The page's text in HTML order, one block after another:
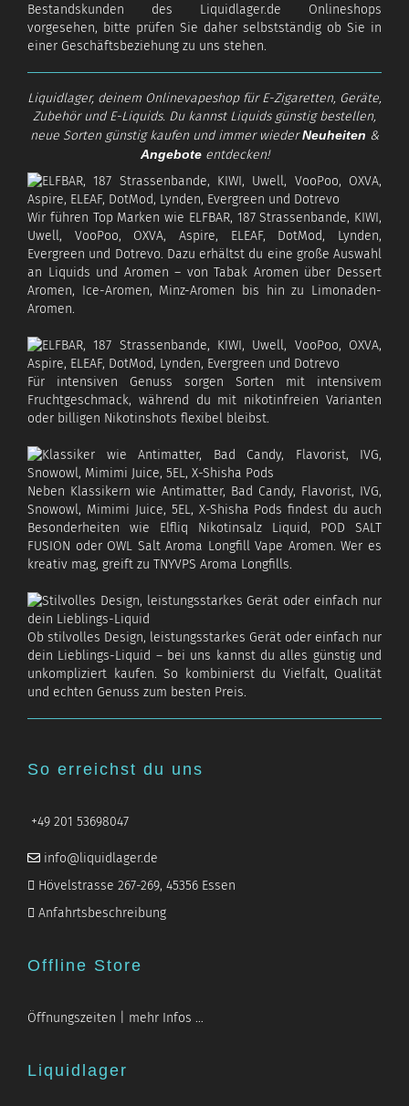
Bestandskunden des Liquidlager.de Onlineshops
vorgesehen, bitte prüfen Sie daher selbstständig ob Sie in
einer Geschäftsbeziehung zu uns stehen.
Liquidlager, deinem Onlinevapeshop für E-Zigaretten, Geräte,
Zubehör und E-Liquids. Du kannst Liquids günstig bestellen,
neue Sorten günstig kaufen und immer wiederNeuheiten &
Angeboteentdecken!
Wir führen Top Marken wie ELFBAR, 187 Strassenbande, KIWI,
Uwell, VooPoo, OXVA, Aspire, ELEAF, DotMod, Lynden,
Evergreen und Dotrevo. Dazu erhältst du eine große Auswahl
an Liquids und Aromen – von Tabak Aromen über Dessert
Aromen, Ice-Aromen, Minz-Aromen bis hin zu Limonaden-
Aromen.
Für intensiven Genuss sorgen Sorten mit intensivem
Fruchtgeschmack, während du mit nikotinfreien Varianten
oder billigen Nikotinshots flexibel bleibst.
Neben Klassikern wie Antimatter, Bad Candy, Flavorist, IVG,
Snowowl, Mimimi Juice, 5EL, X-Shisha Pods findest du auch
Besonderheiten wie Elfliq Nikotinsalz Liquid, POD SALT
FUSION oder OWL Salt Aroma Longfill Vape Aromen. Wer es
kreativ mag, greift zu TNYVPS Aroma Longfills.
Ob stilvolles Design, leistungsstarkes Gerät oder einfach nur
dein Lieblings-Liquid – bei uns kannst du alles günstig und
unkompliziert kaufen. So kombinierst du Vielfalt, Qualität
und echten Genuss zum besten Preis.
So erreichst du uns
+49 201 53698047
info@liquidlager.de
Hövelstrasse 267-269, 45356 Essen
Anfahrtsbeschreibung
Offline Store
Öffnungszeiten | mehr Infos …
Liquidlager